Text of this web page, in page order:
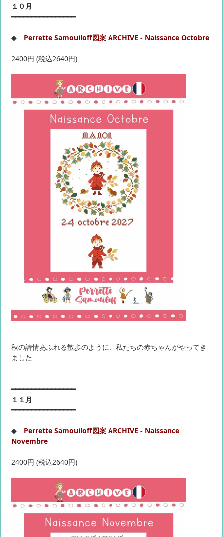
１０月
━━━━━━━━━━━━━━━━
◆ Perrette Samouiloff図案 ARCHIVE - Naissance Octobre
2400円 (税込2640円)
秋の詩情あふれる散歩のように、私たちの赤ちゃんがやってき
ました
━━━━━━━━━━━━━━━━
１１月
━━━━━━━━━━━━━━━━
◆ Perrette Samouiloff図案 ARCHIVE - Naissance
Novembre
2400円 (税込2640円)